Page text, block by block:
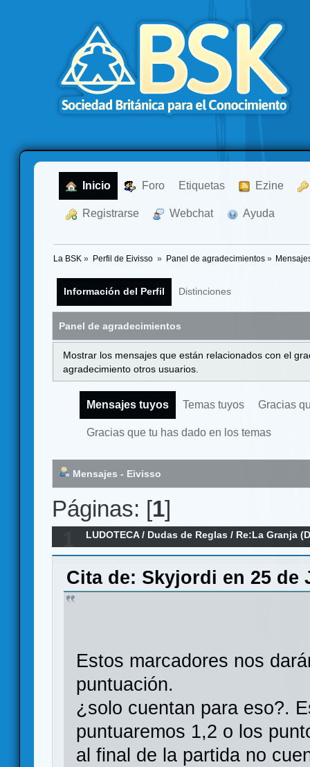
Inicio Foro Etiquetas Ezine
Registrarse Webchat Ayuda
La BSK » Perfil de Eivisso » Panel de agradecimientos»
Información del Perfil Distinciones
Panel de agradecimientos
Mostrar los mensajes que están relacionados con el
agradecimiento otros usuarios.
Mensajes tuyos Temas tuyos Gracias
Gracias que tu has dado en los temas
Mensajes - Eivisso
Páginas: [1]
LUDOTECA/ Dudas de Reglas / Re:La Granja
Cita de: Skyjordi en 25 de
Estos marcadores nos
puntuación.
¿solo cuentan para eso?.
puntuaremos 1,2 o los
al final de la partida no